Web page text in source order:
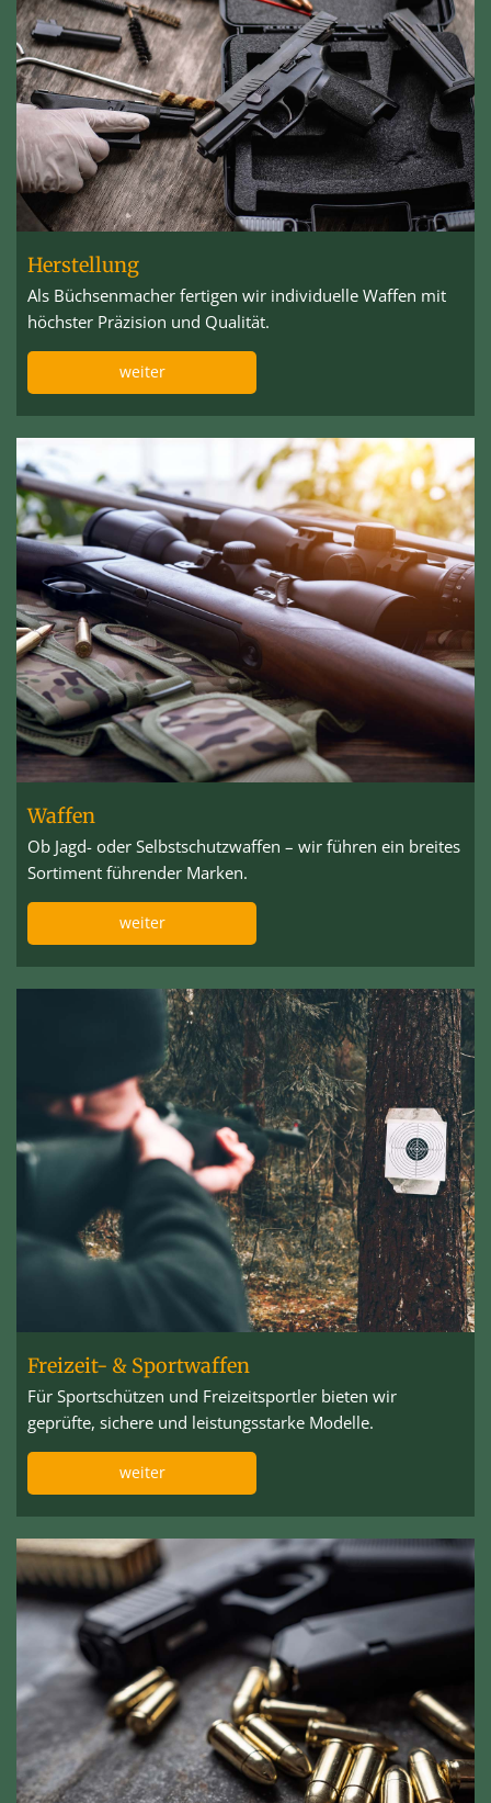
Herstellung
Als Büchsenmacher fertigen wir individuelle Waffen mit
höchster Präzision und Qualität.
weiter
Waffen
Ob Jagd- oder Selbstschutzwaffen – wir führen ein breites
Sortiment führender Marken.
weiter
Freizeit- & Sportwaffen
Für Sportschützen und Freizeitsportler bieten wir
geprüfte, sichere und leistungsstarke Modelle.
weiter